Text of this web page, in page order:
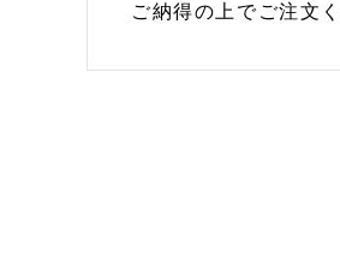
ご納得の上でご注文